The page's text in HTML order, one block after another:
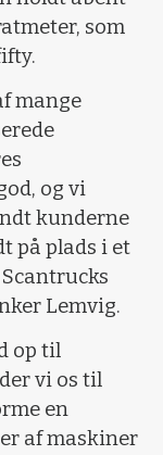
som
mange
og vi
kunderne
på plads i et
Lemvig.
op til
vi os til
en
af maskiner